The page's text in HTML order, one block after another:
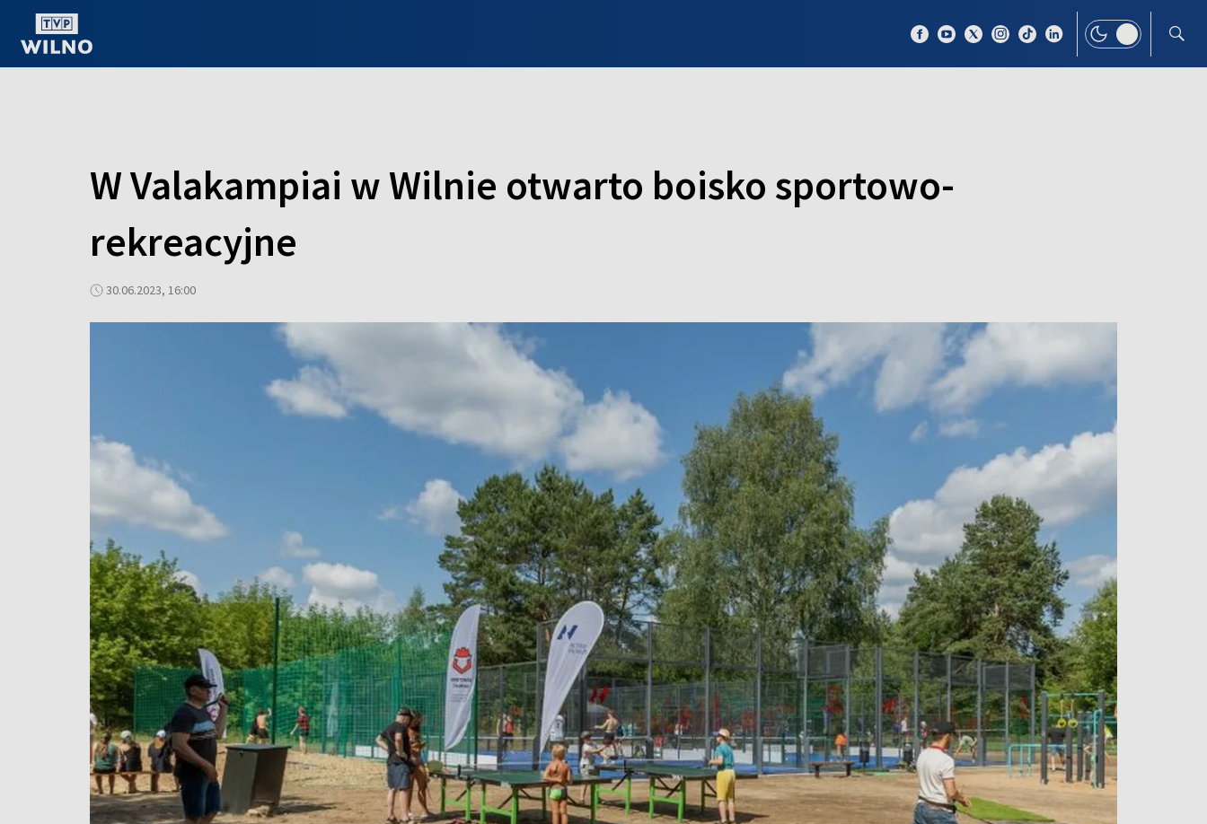
W Valakampiai w Wilnie otwarto boisko sportowo-
rekreacyjne
30.06.2023, 16:00